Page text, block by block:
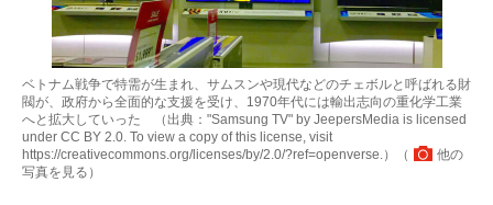
ベトナム戦争で特需が生まれ、サムスンや現代などのチェボルと呼ばれる財
閥が、政府から全面的な支援を受け、1970年代には輸出志向の重化学工業
へと拡大していった （出典："Samsung TV" by JeepersMedia is licensed
under CC BY 2.0. To view a copy of this license, visit
https://creativecommons.org/licenses/by/2.0/?ref=openverse.）（
他の
写真を見る ）